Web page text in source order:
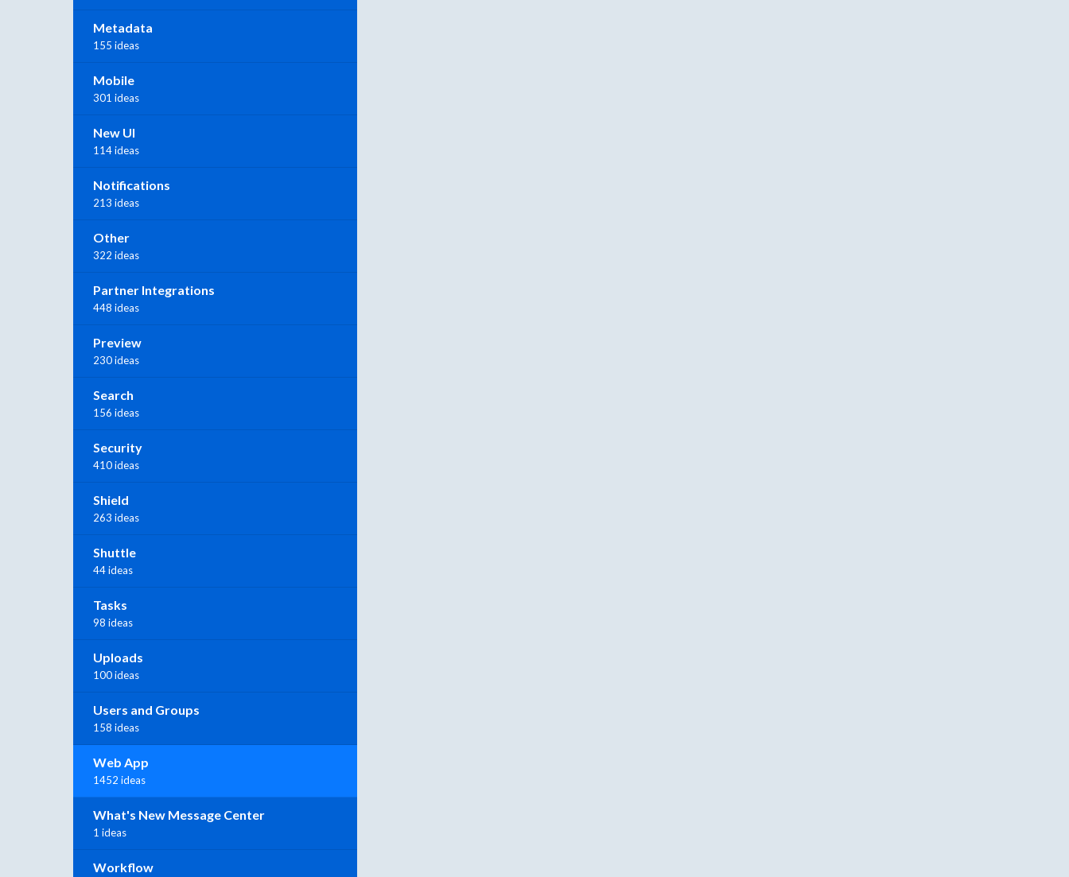
Metadata
155 ideas
Mobile
301 ideas
New UI
114 ideas
Notifications
213 ideas
Other
322 ideas
Partner Integrations
448 ideas
Preview
230 ideas
Search
156 ideas
Security
410 ideas
Shield
263 ideas
Shuttle
44 ideas
Tasks
98 ideas
Uploads
100 ideas
Users and Groups
158 ideas
Web App
1452 ideas
What's New Message Center
1 ideas
Workflow